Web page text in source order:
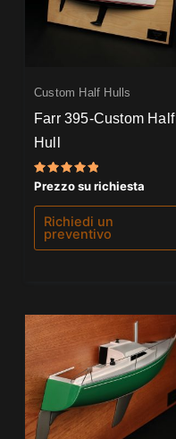
Custom Half Hulls
Farr 395-Custom Half
Hull
Valutato
5.00
su 5
Prezzo su richiesta
Richiedi un
preventivo